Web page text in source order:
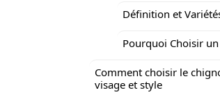
Définition et
Pourquoi Choisir
Comment choisir le
visage et style